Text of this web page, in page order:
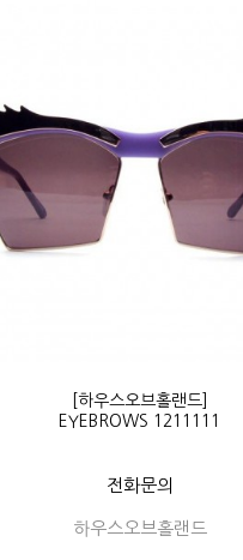
[하우스오브홀랜드]
EYEBROWS 1211111
전화문의
하우스오브홀랜드